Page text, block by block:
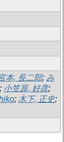
本, 長二郎; み
; 小笠原, 好彦;
; 木下, 正史;